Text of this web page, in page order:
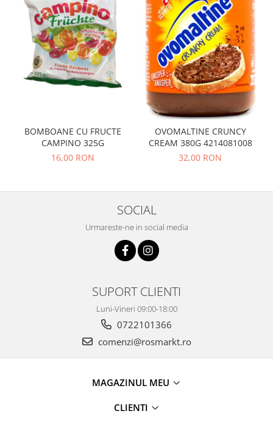
BOMBOANE CU FRUCTE
CAMPINO 325G
16,00 RON
OVOMALTINE CRUNCY
CREAM 380G 4214081008
32,00 RON
SOCIAL
Urmareste-ne in social media
SUPORT CLIENTI
Luni-Vineri 09:00-18:00
0722101366
comenzi@rosmarkt.ro
MAGAZINUL MEU
CLIENTI